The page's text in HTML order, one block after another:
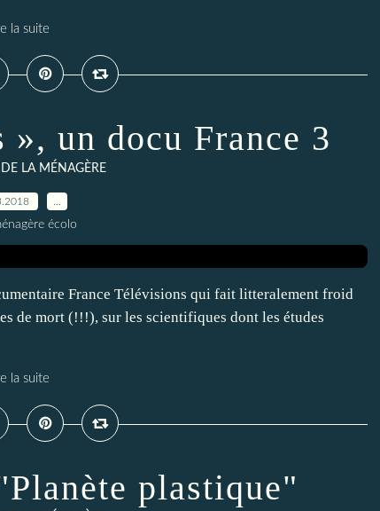
la suite
», un docu France 3
LA MÉNAGÈRE
écolo
France Télévisions qui fait litteralement froid
de mort (!!!), sur les scientifiques dont les études
la suite
plastique"